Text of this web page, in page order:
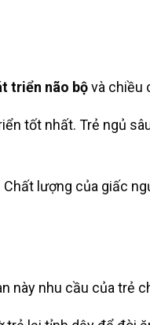
triển não bộvà chiều
tốt nhất. Trẻ ngủ
lượng của giấc
này nhu cầu của trẻ